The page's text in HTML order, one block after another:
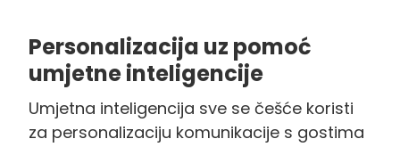
Personalizacija uz pomoć
umjetne inteligencije
Umjetna inteligencija sve se češće koristi
za personalizaciju komunikacije s gostima